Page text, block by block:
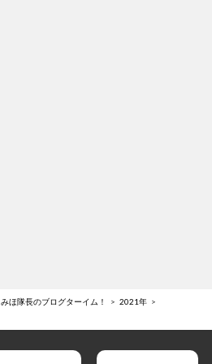
みほ隊長のブログターイム！
2021年